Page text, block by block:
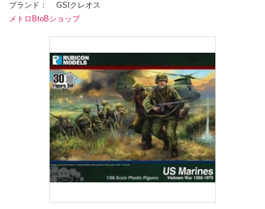
ブランド
GSIクレオス
メトロBtoBショップ